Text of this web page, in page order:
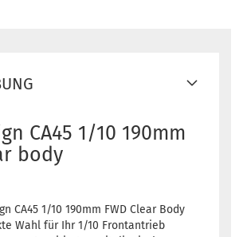
CA45 1/10 190mm
body
CA45 1/10 190mm FWD Clear Body
Wahl für Ihr 1/10 Frontantrieb